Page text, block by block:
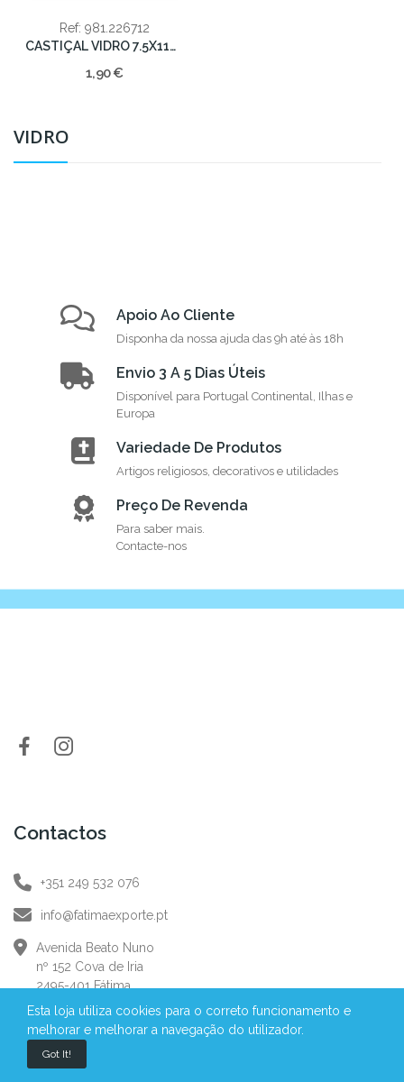
VIDRO
Ref: 981.226712
CASTIÇAL VIDRO 7.5X11CM
1,90 €
Apoio Ao Cliente
Disponha da nossa ajuda das 9h até às 18h
Envio 3 A 5 Dias Úteis
Disponível para Portugal Continental, Ilhas e
Europa
Variedade De Produtos
Artigos religiosos, decorativos e utilidades
Preço De Revenda
Para saber mais.
Contacte-nos
Contactos
+351 249 532 076
info@fatimaexporte.pt
Avenida Beato Nuno
nº 152 Cova de Iria
2495-401 Fátima
Informação
Esta loja utiliza cookies para o correto funcionamento e
melhorar e melhorar a navegação do utilizador.
Got It!